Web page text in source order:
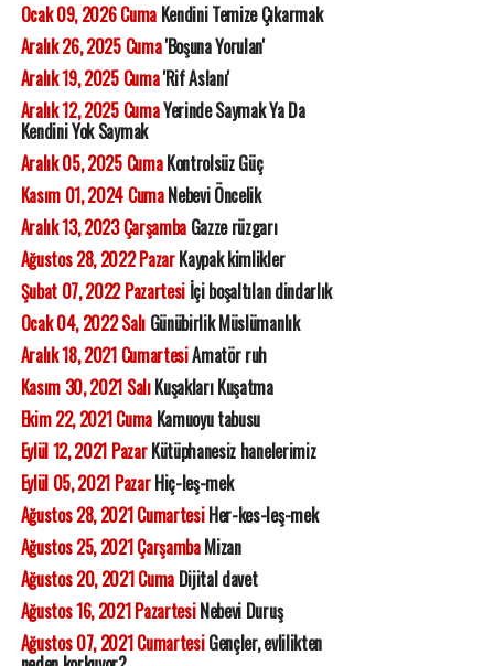
Ocak 09, 2026 CumaKendini Temize Çıkarmak
Aralık 26, 2025 Cuma'Boşuna Yorulan'
Aralık 19, 2025 Cuma'Rif Aslanı'
Aralık 12, 2025 CumaYerinde Saymak Ya Da
Kendini Yok Saymak
Aralık 05, 2025 CumaKontrolsüz Güç
Kasım 01, 2024 CumaNebevi Öncelik
Aralık 13, 2023 ÇarşambaGazze rüzgarı
Ağustos 28, 2022 PazarKaypak kimlikler
Şubat 07, 2022 Pazartesiİçi boşaltılan dindarlık
Ocak 04, 2022 SalıGünübirlik Müslümanlık
Aralık 18, 2021 CumartesiAmatör ruh
Kasım 30, 2021 SalıKuşakları Kuşatma
Ekim 22, 2021 CumaKamuoyu tabusu
Eylül 12, 2021 PazarKütüphanesiz hanelerimiz
Eylül 05, 2021 PazarHiç-leş-mek
Ağustos 28, 2021 CumartesiHer-kes-leş-mek
Ağustos 25, 2021 ÇarşambaMizan
Ağustos 20, 2021 CumaDijital davet
Ağustos 16, 2021 PazartesiNebevi Duruş
Ağustos 07, 2021 CumartesiGençler, evlilikten